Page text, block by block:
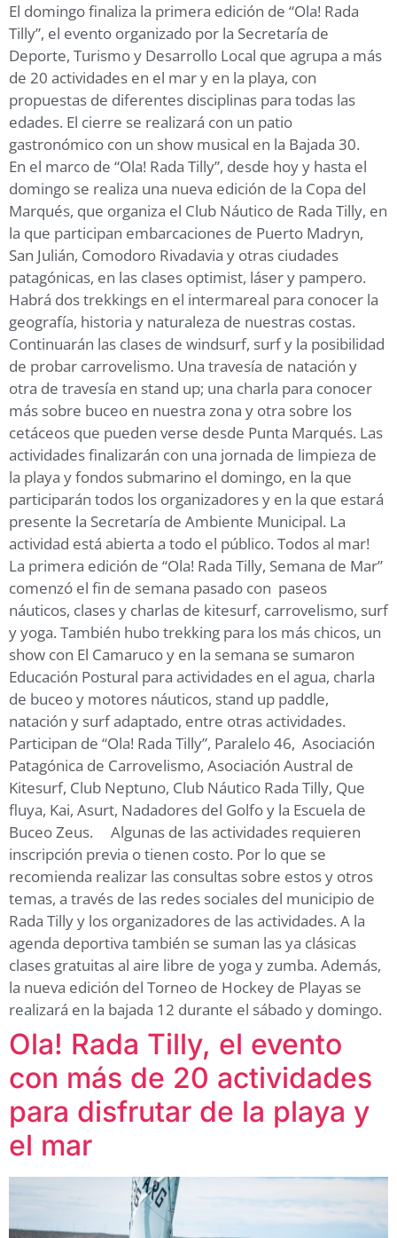
El domingo finaliza la primera edición de “Ola! Rada
Tilly”, el evento organizado por la Secretaría de
Deporte, Turismo y Desarrollo Local que agrupa a más
de 20 actividades en el mar y en la playa, con
propuestas de diferentes disciplinas para todas las
edades. El cierre se realizará con un patio
gastronómico con un show musical en la Bajada 30.
En el marco de “Ola! Rada Tilly”, desde hoy y hasta el
domingo se realiza una nueva edición de la Copa del
Marqués, que organiza el Club Náutico de Rada Tilly, en
la que participan embarcaciones de Puerto Madryn,
San Julián, Comodoro Rivadavia y otras ciudades
patagónicas, en las clases optimist, láser y pampero.
Habrá dos trekkings en el intermareal para conocer la
geografía, historia y naturaleza de nuestras costas.
Continuarán las clases de windsurf, surf y la posibilidad
de probar carrovelismo. Una travesía de natación y
otra de travesía en stand up; una charla para conocer
más sobre buceo en nuestra zona y otra sobre los
cetáceos que pueden verse desde Punta Marqués. Las
actividades finalizarán con una jornada de limpieza de
la playa y fondos submarino el domingo, en la que
participarán todos los organizadores y en la que estará
presente la Secretaría de Ambiente Municipal. La
actividad está abierta a todo el público. Todos al mar!
La primera edición de “Ola! Rada Tilly, Semana de Mar”
comenzó el fin de semana pasado con paseos
náuticos, clases y charlas de kitesurf, carrovelismo, surf
y yoga. También hubo trekking para los más chicos, un
show con El Camaruco y en la semana se sumaron
Educación Postural para actividades en el agua, charla
de buceo y motores náuticos, stand up paddle,
natación y surf adaptado, entre otras actividades.
Participan de “Ola! Rada Tilly”, Paralelo 46, Asociación
Patagónica de Carrovelismo, Asociación Austral de
Kitesurf, Club Neptuno, Club Náutico Rada Tilly, Que
fluya, Kai, Asurt, Nadadores del Golfo y la Escuela de
Buceo Zeus. Algunas de las actividades requieren
inscripción previa o tienen costo. Por lo que se
recomienda realizar las consultas sobre estos y otros
temas, a través de las redes sociales del municipio de
Rada Tilly y los organizadores de las actividades. A la
agenda deportiva también se suman las ya clásicas
clases gratuitas al aire libre de yoga y zumba. Además,
la nueva edición del Torneo de Hockey de Playas se
realizará en la bajada 12 durante el sábado y domingo.
Ola! Rada Tilly, el evento
con más de 20 actividades
para disfrutar de la playa y
el mar